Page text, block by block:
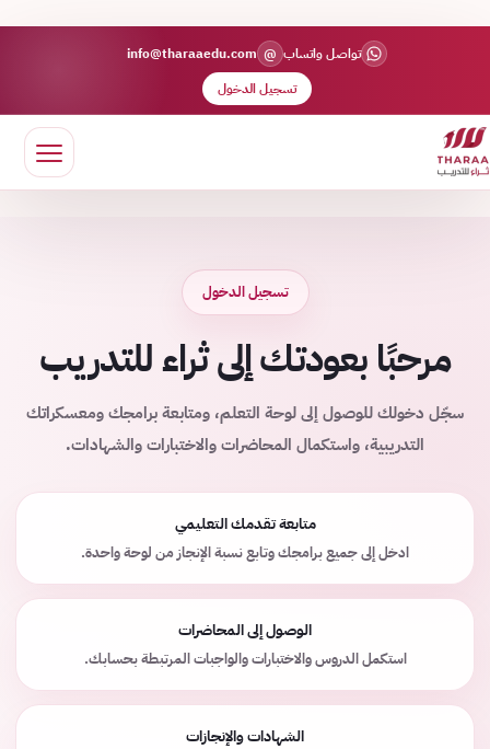
تواصل واتساب @
info@tharaaedu.com
تسجيل الدخول
تسجيل الدخول
مرحبًا بعودتك إلى ثراء للتدريب
سجّل دخولك للوصول إلى لوحة التعلم، ومتابعة برامجك ومعسكراتك
التدريبية، واستكمال المحاضرات والاختبارات والشهادات.
متابعة تقدمك التعليمي
ادخل إلى جميع برامجك وتابع نسبة الإنجاز من لوحة واحدة.
الوصول إلى المحاضرات
استكمل الدروس والاختبارات والواجبات المرتبطة بحسابك.
الشهادات والإنجازات